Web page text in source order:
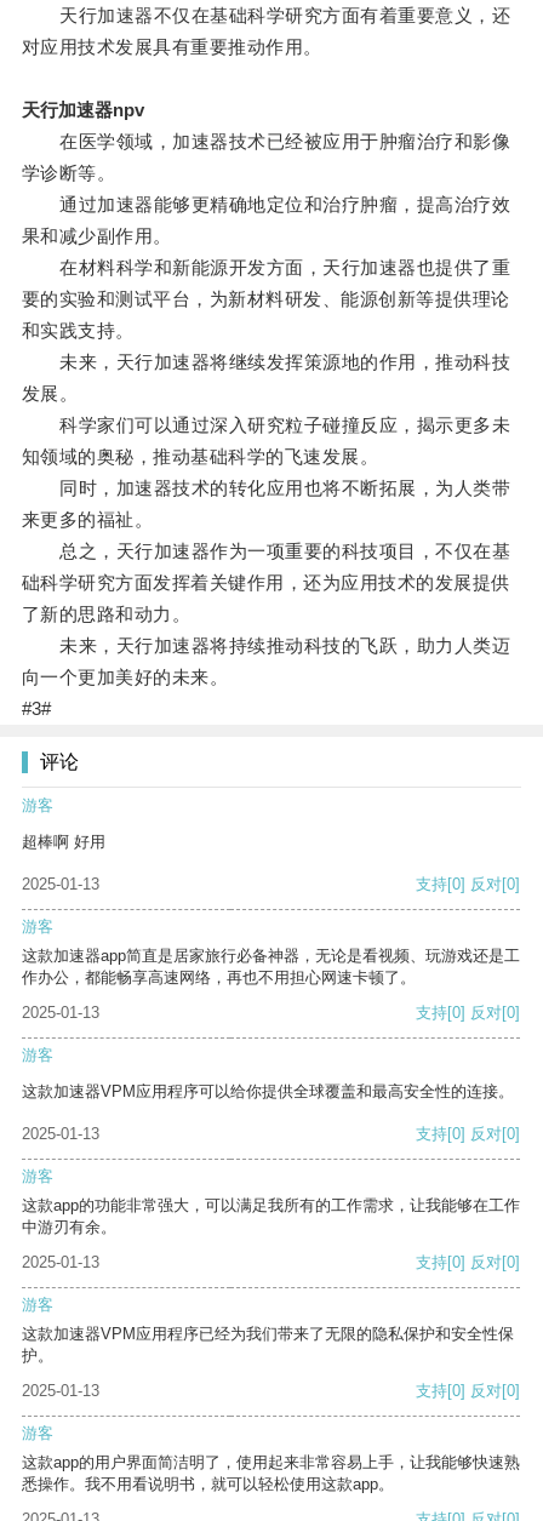
天行加速器不仅在基础科学研究方面有着重要意义，还
对应用技术发展具有重要推动作用。
天行加速器npv
在医学领域，加速器技术已经被应用于肿瘤治疗和影像
学诊断等。
通过加速器能够更精确地定位和治疗肿瘤，提高治疗效
果和减少副作用。
在材料科学和新能源开发方面，天行加速器也提供了重
要的实验和测试平台，为新材料研发、能源创新等提供理论
和实践支持。
未来，天行加速器将继续发挥策源地的作用，推动科技
发展。
科学家们可以通过深入研究粒子碰撞反应，揭示更多未
知领域的奥秘，推动基础科学的飞速发展。
同时，加速器技术的转化应用也将不断拓展，为人类带
来更多的福祉。
总之，天行加速器作为一项重要的科技项目，不仅在基
础科学研究方面发挥着关键作用，还为应用技术的发展提供
了新的思路和动力。
未来，天行加速器将持续推动科技的飞跃，助力人类迈
向一个更加美好的未来。
#3#
评论
游客
超棒啊 好用
2025-01-13 支持[0] 反对[0]
游客
这款加速器app简直是居家旅行必备神器，无论是看视频、玩游戏还是工
作办公，都能畅享高速网络，再也不用担心网速卡顿了。
2025-01-13
支持[0] 反对[0]
游客
这款加速器VPM应用程序可以给你提供全球覆盖和最高安全性的连接。
2025-01-13 支持[0] 反对[0]
游客
这款app的功能非常强大，可以满足我所有的工作需求，让我能够在工作
中游刃有余。
2025-01-13
支持[0] 反对[0]
游客
这款加速器VPM应用程序已经为我们带来了无限的隐私保护和安全性保
护。
2025-01-13
支持[0] 反对[0]
游客
这款app的用户界面简洁明了，使用起来非常容易上手，让我能够快速熟
悉操作。我不用看说明书，就可以轻松使用这款app。